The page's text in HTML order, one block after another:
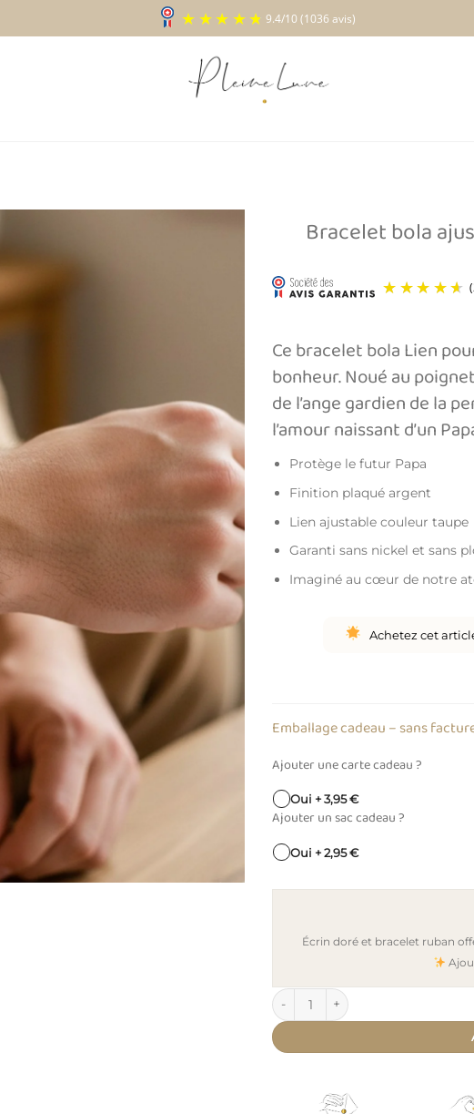
Bracelet bola
Ce bracelet bola Lien
bonheur. Noué au
de l’ange gardien de la
l’amour naissant d’un
Protège le futur Papa
Finition plaqué argent
Lien ajustable couleur taupe
Garanti sans nickel et sans
Imaginé au cœur de notre
Achetez cet
Emballage cadeau – sans
Ajouter une carte cadeau ?
Oui + 3,95 €
Ajouter un sac cadeau ?
Oui + 2,95 €
Écrin doré et bracelet ruban
quantité de Bracelet bola